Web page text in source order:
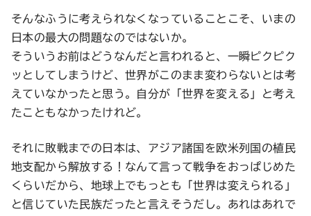
そんなふうに考えられなくなっていることこそ、いまの
日本の最大の問題なのではないか。
そういうお前はどうなんだと言われると、一瞬ピクピク
ッとしてしまうけど、世界がこのまま変わらないとは考
えていなかったと思う。自分が「世界を変える」と考え
たこともなかったけれど。
それに敗戦までの日本は、アジア諸国を欧米列国の植民
地支配から解放する！なんて言って戦争をおっぱじめた
くらいだから、地球上でもっとも「世界は変えられる」
と信じていた民族だったと言えそうだし。あれはあれで